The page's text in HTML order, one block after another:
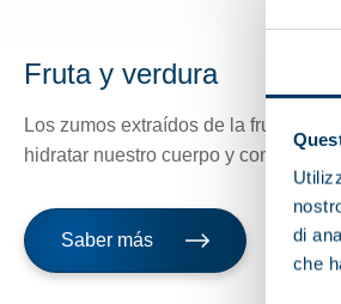
di
che
Fruta y verdura
Los zumos extraídos de la fruta y la
hidratar nuestro cuerpo y conservar la
Saber más